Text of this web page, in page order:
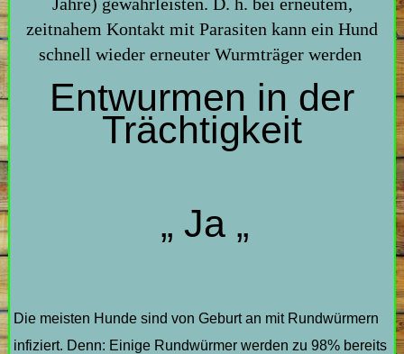
zeitnahem Kontakt mit Parasiten kann ein Hund
schnell wieder erneuter Wurmträger werden
Entwurmen in der
Trächtigkeit
„ Ja „
Die meisten Hunde sind von Geburt an mit Rundwürmern
infiziert. Denn: Einige Rundwürmer werden zu 98% bereits